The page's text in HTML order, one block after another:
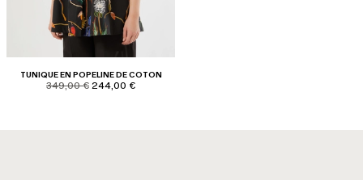
TUNIQUE EN POPELINE DE COTON
product.price.original
349,00 € product.price.sale
244,00 €